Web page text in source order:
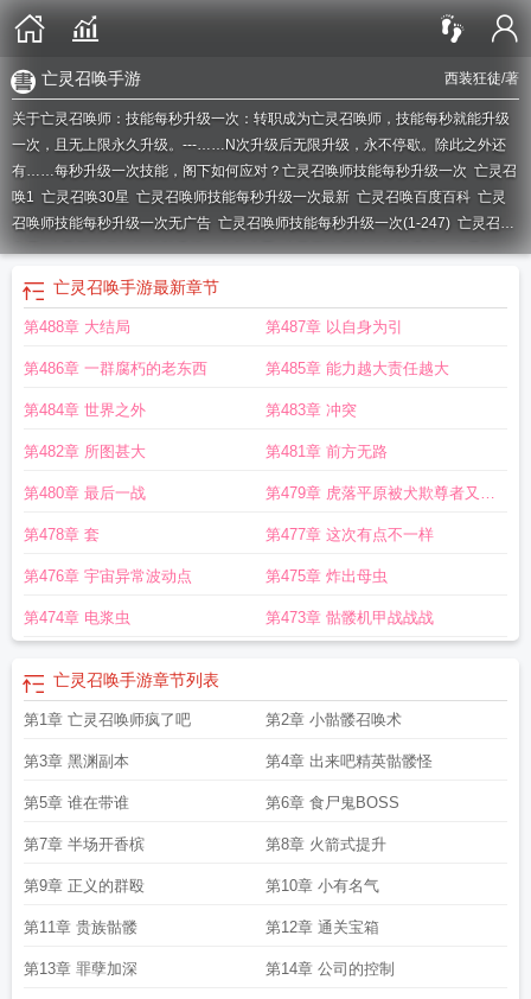
西装狂徒/著
亡灵召唤手游
关于亡灵召唤师：技能每秒升级一次：转职成为亡灵召唤师，技能每秒就能升级
一次，且无上限永久升级。---……N次升级后无限升级，永不停歇。除此之外还
有……每秒升级一次技能，阁下如何应对？ 亡灵召唤师技能每秒升级一次 亡灵召
唤1 亡灵召唤30星 亡灵召唤师技能每秒升级一次最新 亡灵召唤百度百科 亡灵
召唤师技能每秒升级一次无广告 亡灵召唤师技能每秒升级一次(1-247) 亡灵召唤
免费亡灵召唤师技能每秒升级一次怎么弄亡灵召唤师技能每秒升级一次是什
亡灵召唤师技能每秒升级一次TXT完本笔趣阁
秒升级一次怎么设置
召唤师图片亡灵召唤为什么不写了 亡灵召唤 电影亡灵召唤加点
灵召唤还有下文吗 亡灵召唤师技能每秒升级一次TXT精校版亡灵召唤师技能每
秒升级一次无错亡灵召唤师游戏 亡灵召唤者亡灵召唤师技能每秒升级一次
唤亡灵召唤手游亡灵召唤师技能每秒升级一次全文浏览亡灵召唤师技能每秒升
级一次西装狂徒笔趣阁
亡灵召唤手游最新章节
第488章 大结局 第487章 以自身为引
第486章 一群腐朽的老东西 第485章 能力越大责任越大
第484章 世界之外 第483章 冲突
第482章 所图甚大 第481章 前方无路
第480章 最后一战 第479章 虎落平原被犬欺尊者又嚣
张起来了
第478章 套 第477章 这次有点不一样
第476章 宇宙异常波动点 第475章 炸出母虫
第474章 电浆虫 第473章 骷髅机甲战战战
亡灵召唤手游章节列表
第1章 亡灵召唤师疯了吧 第2章 小骷髅召唤术
第3章 黑渊副本 第4章 出来吧精英骷髅怪
第5章 谁在带谁 第6章 食尸鬼BOSS
第7章 半场开香槟 第8章 火箭式提升
第9章 正义的群殴 第10章 小有名气
第11章 贵族骷髅 第12章 通关宝箱
第13章 罪孽加深 第14章 公司的控制